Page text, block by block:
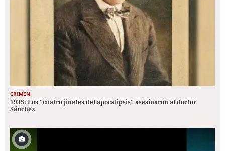
CRIMEN
1935: Los "cuatro jinetes del apocalipsis" asesinaron al doctor
Sánchez